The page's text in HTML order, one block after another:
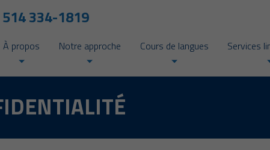
514 334-1819
À propos Notre approche Cours de langues Services